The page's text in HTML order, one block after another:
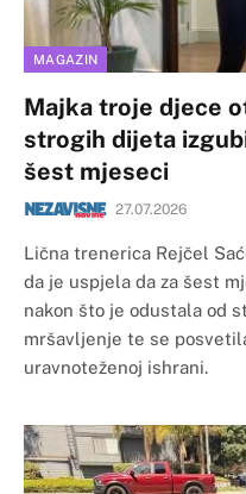
MAGAZIN
Majka troje djece
strogih dijeta
šest mjeseci
27.07.2026
Lična trenerica Rejčel
da je uspjela da za šest
nakon što je odustala od
mršavljenje te se
uravnoteženoj ishrani.